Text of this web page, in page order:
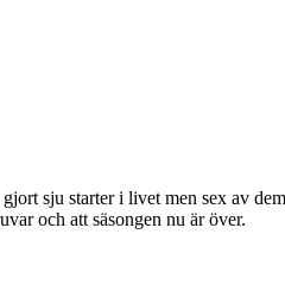
sju starter i livet men sex av
och att säsongen nu är över.